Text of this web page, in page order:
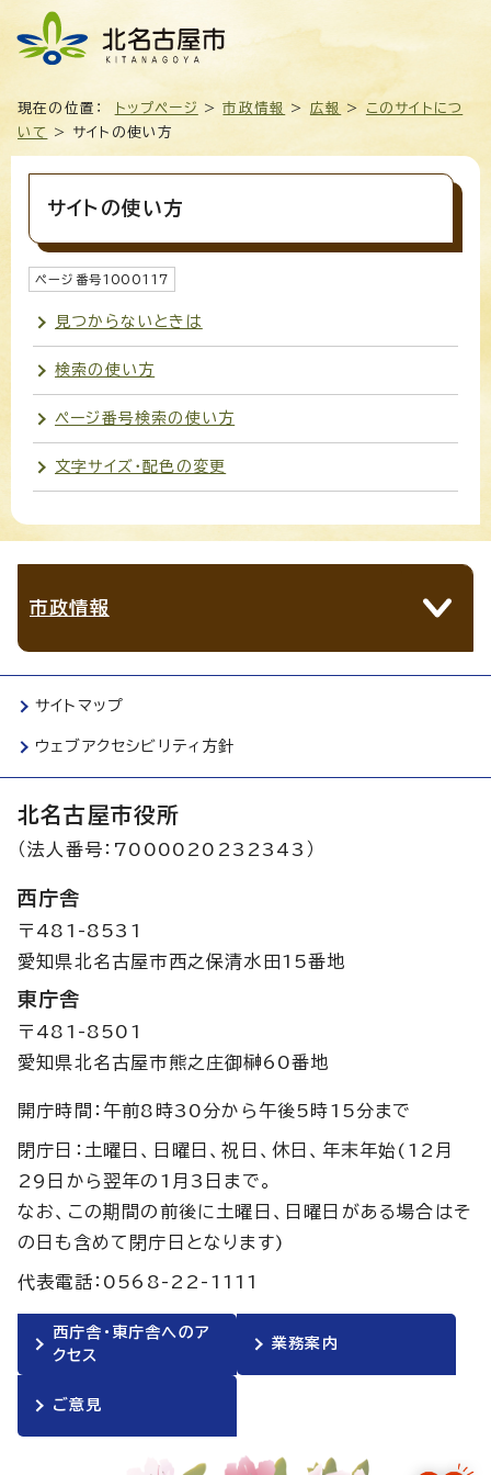
現在の位置： トップページ >市政情報 > 広報 > このサイトにつ
いて
> サイトの使い方
サイトの使い方
ページ番号1000117
見つからないときは
検索の使い方
ページ番号検索の使い方
文字サイズ・配色の変更
市政情報
サイトマップ
ウェブアクセシビリティ方針
北名古屋市役所
（法人番号：7000020232343）
西庁舎
〒481-8531
愛知県北名古屋市西之保清水田15番地
東庁舎
〒481-8501
愛知県北名古屋市熊之庄御榊60番地
開庁時間：午前8時30分から午後5時15分まで
閉庁日：土曜日、日曜日、祝日、休日、年末年始(12月
29日から翌年の1月3日まで。
なお、この期間の前後に土曜日、日曜日がある場合はそ
の日も含めて閉庁日となります)
代表電話：0568-22-1111
西庁舎・東庁舎へのア
クセス
業務案内
ご意見